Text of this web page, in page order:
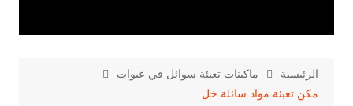
الرئيسية
ماكينات تعبئة سوائل في عبوات
مكن تعبئة مواد سائلة خل